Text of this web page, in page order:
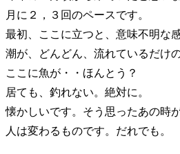
月に２，３回のペースです。
最初、ここに立つと、意味不明な
潮が、どんどん、流れているだけ
ここに魚が・・ほんとう？
居ても、釣れない。絶対に。
懐かしいです。そう思ったあの時が
人は変わるものです。だれでも。